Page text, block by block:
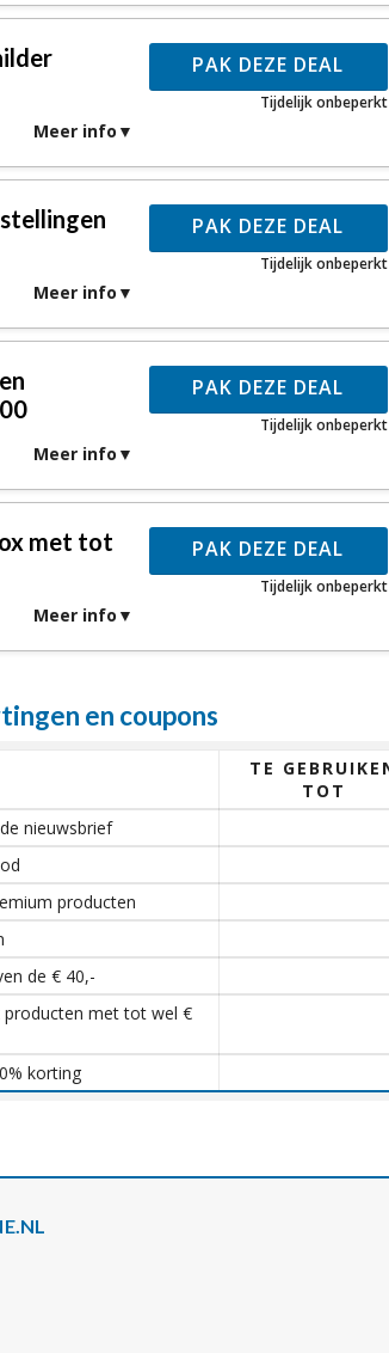
Meer info
PAK DEZE DEAL
Tijdelijk onbeperkt
Meer info
PAK DEZE DEAL
Tijdelijk onbeperkt
Meer info
PAK DEZE DEAL
Tijdelijk onbeperkt
met tot
Meer info
PAK DEZE DEAL
Tijdelijk onbeperkt
en coupons
TE
TOT
nieuwsbrief
producten
de € 40,-
producten met tot wel €
korting